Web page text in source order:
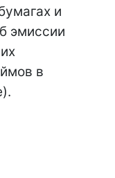
и
эмиссии
в